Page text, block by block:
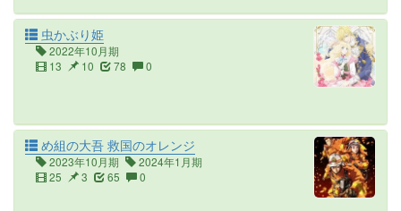
虫かぶり姫
2022年10月期
13
10 78 0
め組の大吾 救国のオレンジ
2023年10月期
2024年1月期
25
3 65 0